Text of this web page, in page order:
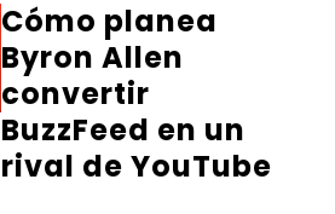
Cómo planea
Byron Allen
convertir
BuzzFeed en un
rival de YouTube